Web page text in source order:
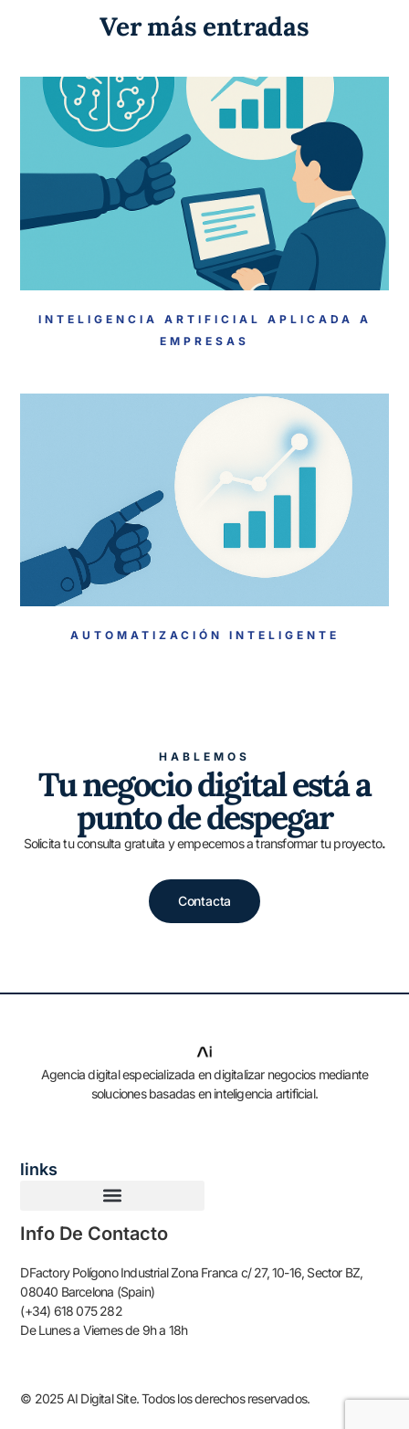
Ver más entradas
INTELIGENCIA ARTIFICIAL APLICADA A
EMPRESAS
AUTOMATIZACIÓN INTELIGENTE
HABLEMOS
Tu negocio digital está a
punto de despegar
Solicita tu consulta gratuita y empecemos a transformar tu proyecto.
Contacta
Agencia digital especializada en digitalizar negocios mediante
soluciones basadas en inteligencia artificial.
links
Info De Contacto
DFactory Polígono Industrial Zona Franca c/ 27, 10-16, Sector BZ,
08040 Barcelona (Spain)
(+34) 618 075 282
De Lunes a Viernes de 9h a 18h
© 2025 AI Digital Site. Todos los derechos reservados.